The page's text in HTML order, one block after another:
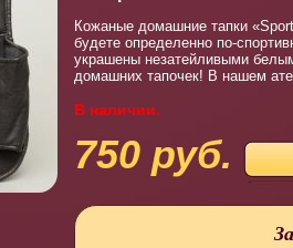
Кожаные домашние тапки
будете определенно по-
украшены незатейливыми
домашних тапочек! В нашем
В наличии.
750 руб.